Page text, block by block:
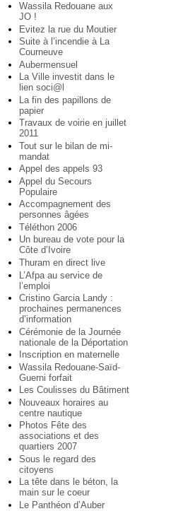
Wassila Redouane aux
JO !
Evitez la rue du Moutier
Suite à l’incendie à La
Courneuve
Aubermensuel
La Ville investit dans le
lien soci@l
La fin des papillons de
papier
Travaux de voirie en juillet
2011
Tout sur le bilan de mi-
mandat
Appel des appels 93
Appel du Secours
Populaire
Accompagnement des
personnes âgées
Téléthon 2006
Un bureau de vote pour la
Côte d’Ivoire
Thuram en direct live
L’Afpa au service de
l’emploi
Cristino Garcia Landy :
prochaines permanences
d’information
Cérémonie de la Journée
nationale de la Déportation
Inscription en maternelle
Wassila Redouane-Saïd-
Guerni forfait
Les Coulisses du Bâtiment
Nouveaux horaires au
centre nautique
Photos Fête des
associations et des
quartiers 2007
Sous le regard des
citoyens
La tête dans le béton, la
main sur le coeur
Le Panthéon d’Auber